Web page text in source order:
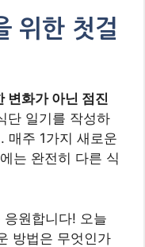
위한 첫걸
변화가 아닌 점진
단 일기를 작성하
매주 1가지 새로운
는 완전히 다른 식
원합니다! 오늘
방법은 무엇인가